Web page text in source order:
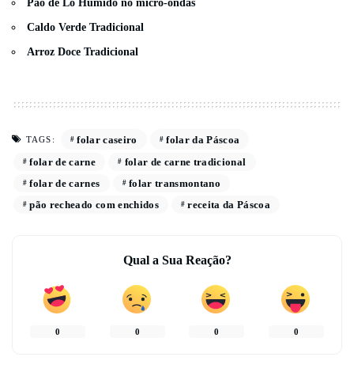
Pão de Ló Húmido no micro-ondas
Caldo Verde Tradicional
Arroz Doce Tradicional
TAGS: folar caseiro
folar da Páscoa
folar de carne
folar de carne tradicional
folar de carnes
folar transmontano
pão recheado com enchidos
receita da Páscoa
Qual a Sua Reação?
0 0 0 0